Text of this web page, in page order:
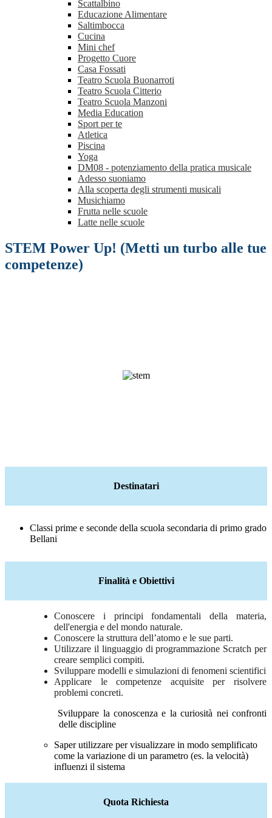
Scattalbino
Educazione Alimentare
Saltimbocca
Cucina
Mini chef
Progetto Cuore
Casa Fossati
Teatro Scuola Buonarroti
Teatro Scuola Citterio
Teatro Scuola Manzoni
Media Education
Sport per te
Atletica
Piscina
Yoga
DM08 - potenziamento della pratica musicale
Adesso suoniamo
Alla scoperta degli strumenti musicali
Musichiamo
Frutta nelle scuole
Latte nelle scuole
STEM Power Up! (Metti un turbo alle tue
competenze)
Destinatari
Classi prime e seconde della scuola secondaria di primo grado
Bellani
Finalità e Obiettivi
Conoscere i principi fondamentali della materia,
dell'energia e del mondo naturale.
Conoscere la struttura dell’atomo e le sue parti.
Utilizzare il linguaggio di programmazione Scratch per
creare semplici compiti.
Sviluppare modelli e simulazioni di fenomeni scientifici
Applicare le competenze acquisite per risolvere
problemi concreti.
Sviluppare la conoscenza e la curiosità nei confronti
delle discipline
Saper utilizzare per visualizzare in modo semplificato
come la variazione di un parametro (es. la velocità)
influenzi il sistema
Quota Richiesta